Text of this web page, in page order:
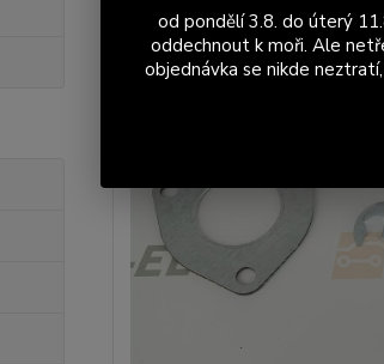
od pondělí 3.8. do úterý
oddechnout k moři. Ale
objednávka se nikde